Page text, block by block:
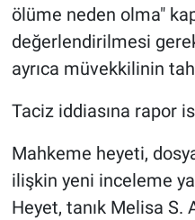
ölüme neden olma"
değerlendirilmesi
ayrıca müvekkilinin
Taciz iddiasına rapor
Mahkeme heyeti,
ilişkin yeni inceleme
Heyet, tanık Melisa S.